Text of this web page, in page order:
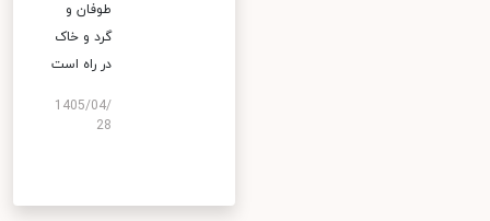
طوفان و
گرد و خاک
در راه است
1405/04/
28